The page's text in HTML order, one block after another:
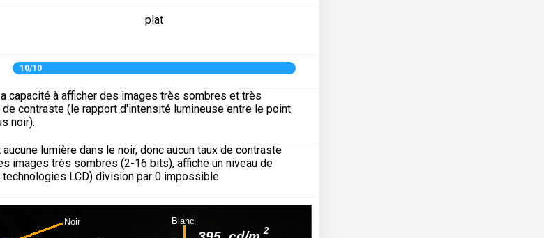
plat
10/10
capacité à afficher des images très sombres et très
de contraste (le rapport d'intensité lumineuse entre le point
noir).
aucune lumière dans le noir, donc aucun taux de contraste
images très sombres (2-16 bits), affiche un niveau de
technologies LCD) division par 0 impossible